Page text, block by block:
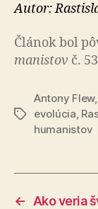
Autor:
Článok bol
ma­nis­tov č.
Značky
Antony Flew,
evolúcia
humanistov
←
Ako veria